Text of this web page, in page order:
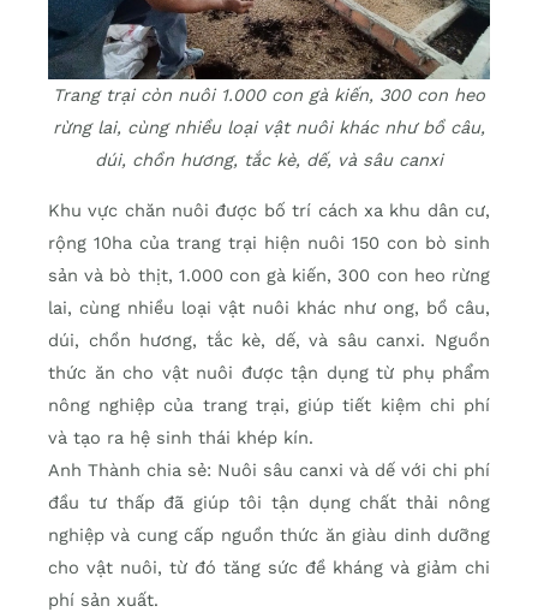
Trang trại còn nuôi 1.000 con gà kiến, 300 con heo
rừng lai, cùng nhiều loại vật nuôi khác như bồ câu,
dúi, chồn hương, tắc kè, dế, và sâu canxi
Khu vực chăn nuôi được bố trí cách xa khu dân cư,
rộng 10ha của trang trại hiện nuôi 150 con bò sinh
sản và bò thịt, 1.000 con gà kiến, 300 con heo rừng
lai, cùng nhiều loại vật nuôi khác như ong, bồ câu,
dúi, chồn hương, tắc kè, dế, và sâu canxi. Nguồn
thức ăn cho vật nuôi được tận dụng từ phụ phẩm
nông nghiệp của trang trại, giúp tiết kiệm chi phí
và tạo ra hệ sinh thái khép kín.
Anh Thành chia sẻ: Nuôi sâu canxi và dế với chi phí
đầu tư thấp đã giúp tôi tận dụng chất thải nông
nghiệp và cung cấp nguồn thức ăn giàu dinh dưỡng
cho vật nuôi, từ đó tăng sức đề kháng và giảm chi
phí sản xuất.